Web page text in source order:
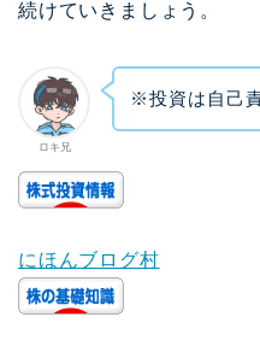
続けていきましょう。
ロキ兄
※投資は自己
にほんブログ村